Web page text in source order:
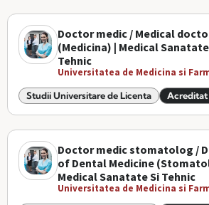
Doctor medic / Medical
(Medicina) | Medical
Tehnic
Universitatea de Medicina si
Studii Universitare de Licenta Acreditat
Doctor medic stomatolog /
of Dental Medicine
Medical Sanatate Si Tehnic
Universitatea de Medicina si